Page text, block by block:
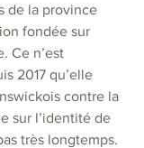
de la province
fondée sur
Ce n’est
2017 qu’elle
contre la
sur l’identité de
très longtemps.